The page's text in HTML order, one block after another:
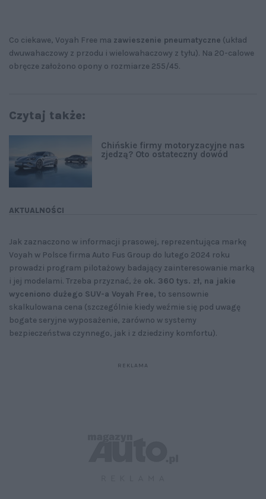
Co ciekawe, Voyah Free ma zawieszenie pneumatyczne (układ
dwuwahaczowy z przodu i wielowahaczowy z tyłu). Na 20-calowe
obręcze założono opony o rozmiarze 255/45.
Czytaj także:
AKTUALNOŚCI
Chińskie firmy motoryzacyjne nas
zjedzą? Oto ostateczny dowód
Jak zaznaczono w informacji prasowej, reprezentująca markę
Voyah w Polsce firma Auto Fus Group do lutego 2024 roku
prowadzi program pilotażowy badający zainteresowanie marką
i jej modelami. Trzeba przyznać, że ok. 360 tys. zł, na jakie
wyceniono dużego SUV-a Voyah Free, to sensownie
skalkulowana cena (szczególnie kiedy weźmie się pod uwagę
bogate seryjne wyposażenie, zarówno w systemy
bezpieczeństwa czynnego, jak i z dziedziny komfortu).